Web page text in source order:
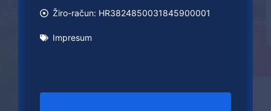
Žiro-račun: HR3824850031845900001
Impresum